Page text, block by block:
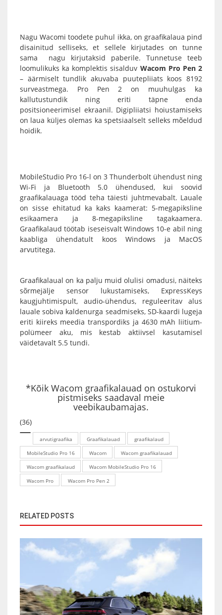
Nagu Wacomi toodete puhul ikka, on graafikalaua pind
disainitud selliseks, et sellele kirjutades on tunne
sama nagu kirjutaksid paberile. Tunnetuse teeb
loomulikuks ka komplektis sisalduv Wacom Pro Pen 2
– äärmiselt tundlik akuvaba puutepliiats koos 8192
surveastmega. Pro Pen 2 on muuhulgas ka
kallutustundik ning eriti täpne enda
positsioneerimisel ekraanil. Digipliiatsi hoiustamiseks
on laua küljes olemas ka spetsiaalselt selleks mõeldud
hoidik.
MobileStudio Pro 16-l on 3 Thunderbolt ühendust ning
Wi-Fi ja Bluetooth 5.0 ühendused, kui soovid
graafikalauaga tööd teha täiesti juhtmevabalt. Lauale
on sisse ehitatud ka kaks kaamerat: 5-megapiksline
esikaamera ja 8-megapiksline tagakaamera.
Graafikalaud töötab iseseisvalt Windows 10-e abil ning
kaabliga ühendatult koos Windows ja MacOS
arvutitega.
Graafikalaual on ka palju muid olulisi omadusi, näiteks
sõrmejälje sensor lukustamiseks, ExpressKeys
kaugjuhtimispult, audio-ühendus, reguleeritav alus
lauale sobiva kaldenurga seadmiseks, SD-kaardi lugeja
eriti kiireks meedia transpordiks ja 4630 mAh liitium-
polümeer aku, mis kestab aktiivsel kasutamisel
väidetavalt 5.5 tundi.
*Kõik Wacom graafikalauad on ostukorvi
pistmiseks saadaval meie
veebikaubamajas.
(36)
arvutigraafika Graafikalauad
graafikalaud
MobileStudio Pro 16
Wacom
Wacom graafikalauad
Wacom graafikalaud
Wacom MobileStudio Pro 16
Wacom Pro
Wacom Pro Pen 2
RELATED POSTS